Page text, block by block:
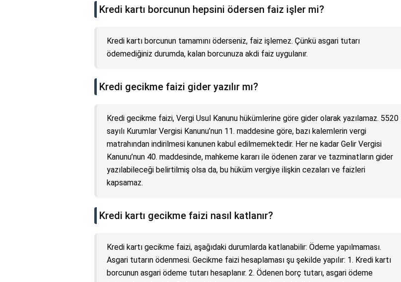
Kredi kartı borcunun hepsini ödersen faiz işler mi?
Kredi kartı borcunun tamamını öderseniz, faiz işlemez. Çünkü asgari tutarı
ödemediğiniz durumda, kalan borcunuza akdi faiz uygulanır.
Kredi gecikme faizi gider yazılır mı?
Kredi gecikme faizi, Vergi Usul Kanunu hükümlerine göre gider olarak yazılamaz. 5520
sayılı Kurumlar Vergisi Kanunu’nun 11. maddesine göre, bazı kalemlerin vergi
matrahından indirilmesi kanunen kabul edilmemektedir. Her ne kadar Gelir Vergisi
Kanunu’nun 40. maddesinde, mahkeme kararı ile ödenen zarar ve tazminatların gider
yazılabileceği belirtilmiş olsa da, bu hüküm vergiye ilişkin cezaları ve faizleri
kapsamaz.
Kredi kartı gecikme faizi nasıl katlanır?
Kredi kartı gecikme faizi, aşağıdaki durumlarda katlanabilir: Ödeme yapılmaması.
Asgari tutarın ödenmesi. Gecikme faizi hesaplaması şu şekilde yapılır: 1. Kredi kartı
borcunun asgari ödeme tutarı hesaplanır. 2. Ödenen borç tutarı, asgari ödeme